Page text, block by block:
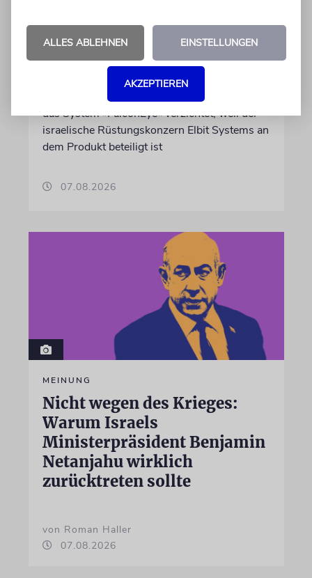
Irisches Regierungsflugzeug
kann nicht mehr im Nebel
Beim Kauf der Maschine wurde bewusst auf
das System »FalconEye« verzichtet, weil der
israelische Rüstungskonzern Elbit Systems an
dem Produkt beteiligt ist
07.08.2026
MEINUNG
Nicht wegen des Krieges:
Warum Israels
Ministerpräsident Benjamin
Netanjahu wirklich
zurücktreten sollte
von Roman Haller
07.08.2026
ALLES ABLEHNEN EINSTELLUNGEN
AKZEPTIEREN